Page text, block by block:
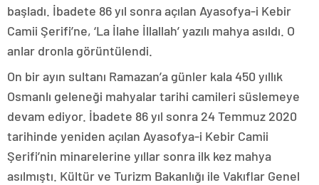
başladı. İbadete 86 yıl sonra açılan Ayasofya-i Kebir
Camii Şerifi’ne, ‘La İlahe İllallah’ yazılı mahya asıldı. O
anlar dronla görüntülendi.
On bir ayın sultanı Ramazan’a günler kala 450 yıllık
Osmanlı geleneği mahyalar tarihi camileri süslemeye
devam ediyor. İbadete 86 yıl sonra 24 Temmuz 2020
tarihinde yeniden açılan Ayasofya-i Kebir Camii
Şerifi’nin minarelerine yıllar sonra ilk kez mahya
asılmıştı. Kültür ve Turizm Bakanlığı ile Vakıflar Genel